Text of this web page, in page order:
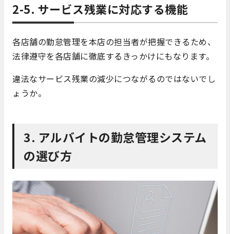
2-5. サービス残業に対応する機能
各店舗の勤怠管理を本店の担当者が把握できるため、
法律遵守を各店舗に徹底するきっかけにもなります。
違法なサービス残業の減少につながるのではないでし
ょうか。
3. アルバイトの勤怠管理システム
の選び方